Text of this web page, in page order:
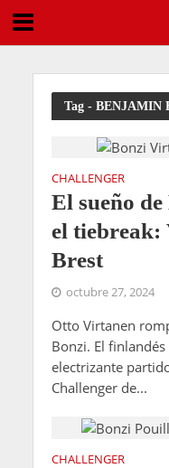
Entry List
Tag - BENJAMIN
CHALLENGER
El sueño de
el tiebreak:
Brest
octubre 27, 2024
Otto Virtanen
Bonzi. El
electrizante
Challenger de...
CHALLENGER